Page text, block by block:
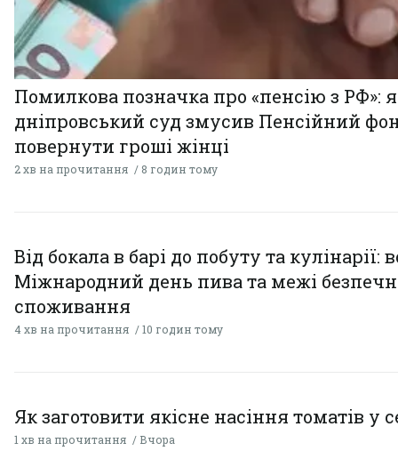
Помилкова позначка про «пенсію з РФ»:
дніпровський суд змусив Пенсійний
повернути гроші жінці
2 хв на прочитання 8 годин тому
Від бокала в барі до побуту та кулінарії:
Міжнародний день пива та межі
споживання
4 хв на прочитання 10 годин тому
Як заготовити якісне насіння томатів у
1 хв на прочитання Вчора